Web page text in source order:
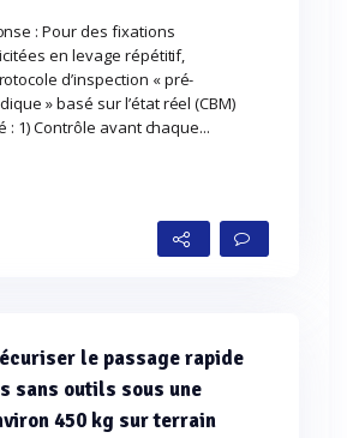
: Pour des fixations
en levage répétitif,
d’inspection « pré-
» basé sur l’état réel (CBM)
: 1) Contrôle avant chaque...
le passage rapide
sans outils sous une
450 kg sur terrain